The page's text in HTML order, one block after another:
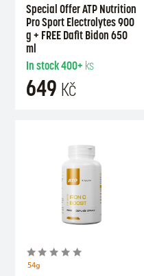
Special Offer ATP Nutrition
Pro Sport Electrolytes 900
g + FREE Dafit Bidon 650
ml
In stock400+ ks
649 Kč
54g